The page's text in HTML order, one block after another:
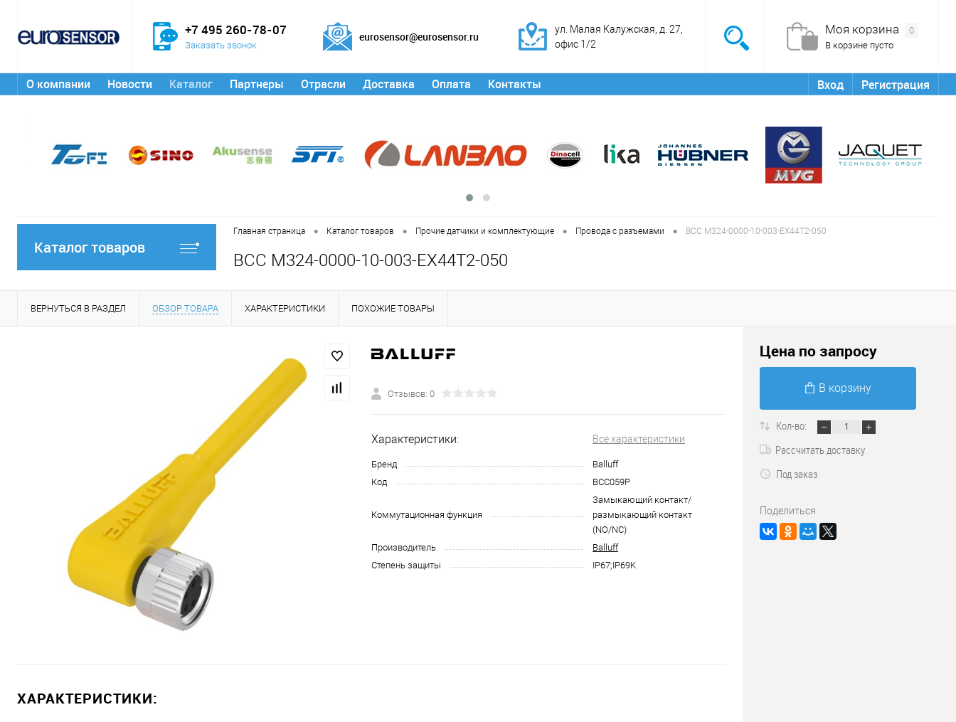
+7 495 260-78-07
Заказать звонок
eurosensor@eurosensor.ru
ул. Малая Калужская, д. 27,
офис 1/2
Моя корзина
0
В корзине пусто
О компании Новости Каталог Партнеры Отрасли Доставка Оплата Контакты Вход Регистрация
Каталог товаров
Главная страница • Каталог товаров • Прочие датчики и комплектующие • Провода с разъемами • BCC M324-0000-10-003-EX44T2-050
BCC M324-0000-10-003-EX44T2-050
ВЕРНУТЬСЯ В РАЗДЕЛ ОБЗОР ТОВАРА ХАРАКТЕРИСТИКИ ПОХОЖИЕ ТОВАРЫ
Отзывов: 0
Характеристики: Все характеристики
Бренд
Balluff
Код
BCC059P
Коммутационная функция
Замыкающий контакт/
размыкающий контакт
(NO/NC)
Производитель
Balluff
Степень защиты
IP67;IP69K
ХАРАКТЕРИСТИКИ:
Цена по запросу
В корзину
Кол-во:
Рассчитать доставку
Под заказ
Поделиться